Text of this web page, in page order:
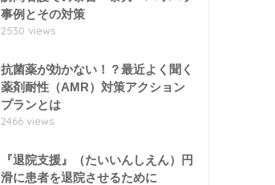
事例とその対策
2530 views
抗菌薬が効かない！？最近よく聞く
薬剤耐性（AMR）対策アクション
プランとは
2466 views
『退院支援』（たいいんしえん）円
滑に患者を退院させるために